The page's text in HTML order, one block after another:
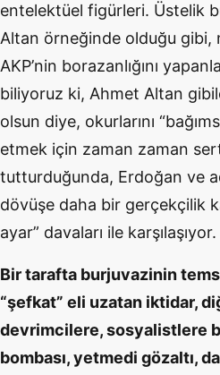
entelektüel figürleri. Üstelik
Altan örneğinde olduğu gibi,
AKP’nin borazanlığını
biliyoruz ki, Ahmet Altan
olsun diye, okurlarını
etmek için zaman zaman
tutturduğunda, Erdoğan ve
dövüşe daha bir gerçekçilik
ayar” davaları ile karşılaşıyor.
Bir tarafta burjuvazinin
“şefkat” eli uzatan iktidar,
devrimcilere, sosyalistlere
bombası, yetmedi gözaltı,